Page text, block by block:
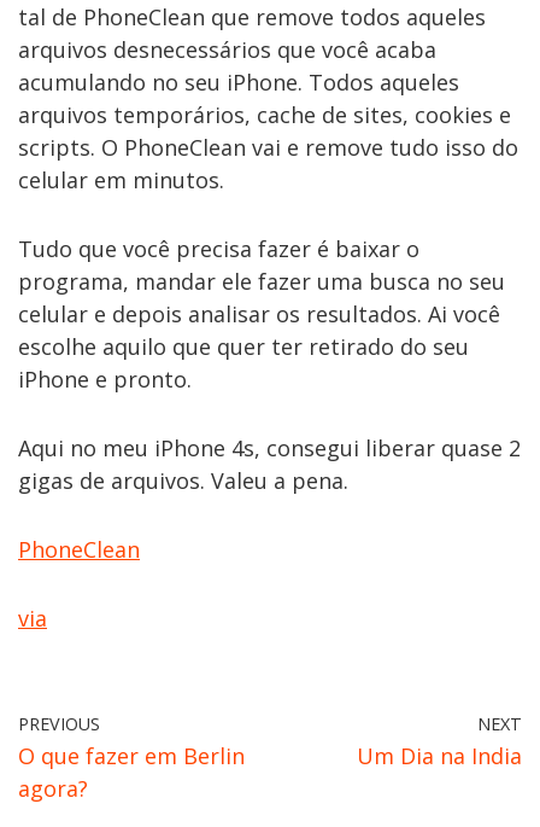
tal de PhoneClean que remove todos aqueles
arquivos desnecessários que você acaba
acumulando no seu iPhone. Todos aqueles
arquivos temporários, cache de sites, cookies e
scripts. O PhoneClean vai e remove tudo isso do
celular em minutos.
Tudo que você precisa fazer é baixar o
programa, mandar ele fazer uma busca no seu
celular e depois analisar os resultados. Ai você
escolhe aquilo que quer ter retirado do seu
iPhone e pronto.
Aqui no meu iPhone 4s, consegui liberar quase 2
gigas de arquivos. Valeu a pena.
PhoneClean
via
PREVIOUS
O que fazer em Berlin
agora?
NEXT
Um Dia na India